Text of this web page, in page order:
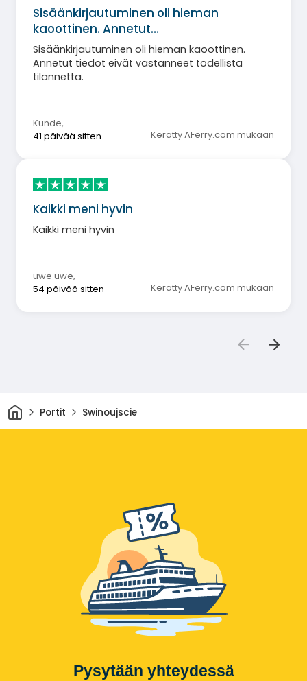
Sisäänkirjautuminen oli hieman
kaoottinen. Annetut…
Sisäänkirjautuminen oli hieman kaoottinen.
Annetut tiedot eivät vastanneet todellista
tilannetta.
Kunde,
41 päivää sitten
Kerätty AFerry.com mukaan
Kaikki meni hyvin
Kaikki meni hyvin
uwe uwe,
54 päivää sitten
Kerätty AFerry.com mukaan
KotiinPortit Swinoujscie
Pysytään yhteydessä